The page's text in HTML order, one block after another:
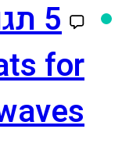
5 תגובות
for